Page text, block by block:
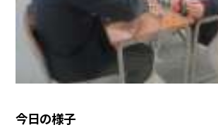
今日の様子